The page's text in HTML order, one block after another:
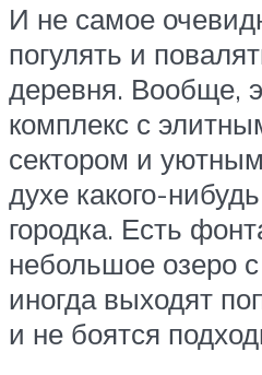
И не самое
погулять и
деревня. Вообще,
комплекс с
сектором и
духе какого-
городка. Есть
небольшое озеро
иногда выходят
и не боятся